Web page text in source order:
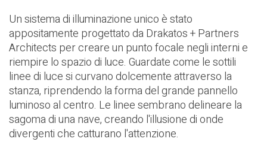
Un sistema di illuminazione unico è stato
appositamente progettato daDrakatos + Partners
Architects per creare un punto focale negli interni e
riempire lo spazio di luce. Guardate come le sottili
linee di luce si curvano dolcemente attraverso la
stanza, riprendendo la forma del grande pannello
luminoso al centro. Le linee sembrano delineare la
sagoma di una nave, creando l'illusione di onde
divergenti che catturano l'attenzione.